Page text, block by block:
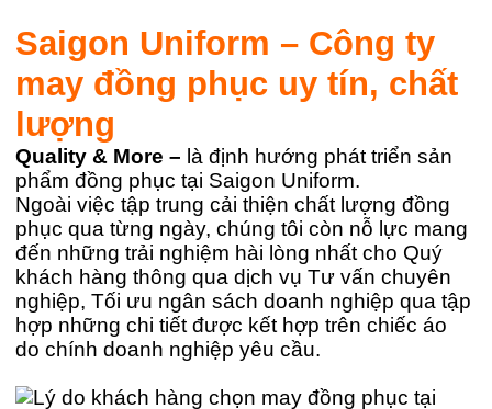
Saigon Uniform – Công ty
may đồng phục uy tín, chất
lượng
Quality & More – là định hướng phát triển sản
phẩm đồng phục tại Saigon Uniform.
Ngoài việc tập trung cải thiện chất lượng đồng
phục qua từng ngày, chúng tôi còn nỗ lực mang
đến những trải nghiệm hài lòng nhất cho Quý
khách hàng thông qua dịch vụ Tư vấn chuyên
nghiệp, Tối ưu ngân sách doanh nghiệp qua tập
hợp những chi tiết được kết hợp trên chiếc áo
do chính doanh nghiệp yêu cầu.